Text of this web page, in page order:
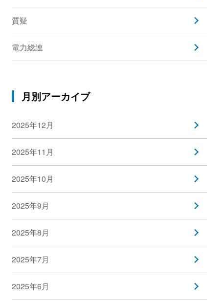
質疑
電力総連
月別アーカイブ
2025年12月
2025年11月
2025年10月
2025年9月
2025年8月
2025年7月
2025年6月